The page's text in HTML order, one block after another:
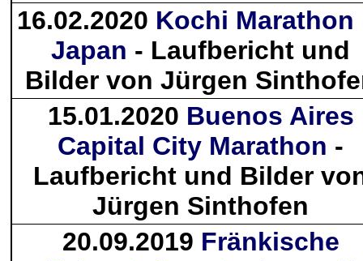
16.02.2020 Kochi Marathon
Japan - Laufbericht und
Bilder von Jürgen
15.01.2020 Buenos Aires
Capital City Marathon -
Laufbericht und Bilder
Jürgen Sinthofen
20.09.2019 Fränkische